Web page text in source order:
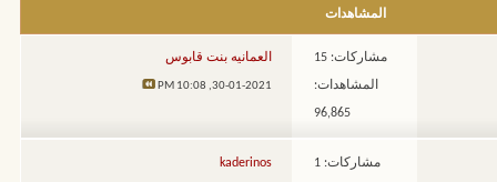
المشاهدات
مشاركات: 15
المشاهدات:
96,865
العمانيه بنت قابوس
30-01-2021,
10:08 PM
مشاركات: 1 kaderinos